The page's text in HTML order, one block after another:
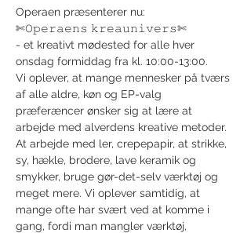
Operaen præsenterer nu:
✄𝙾𝚙𝚎𝚛𝚊𝚎𝚗𝚜 𝚔𝚛𝚎𝚊𝚞𝚗𝚒𝚟𝚎𝚛𝚜✄
- et kreativt mødested for alle hver
onsdag formiddag fra kl. 10:00-13:00.
Vi oplever, at mange mennesker på tværs
af alle aldre, køn og EP-valg
præferæncer ønsker sig at lære at
arbejde med alverdens kreative metoder.
At arbejde med ler, crepepapir, at strikke,
sy, hækle, brodere, lave keramik og
smykker, bruge gør-det-selv værktøj og
meget mere. Vi oplever samtidig, at
mange ofte har svært ved at komme i
gang, fordi man mangler værktøj,